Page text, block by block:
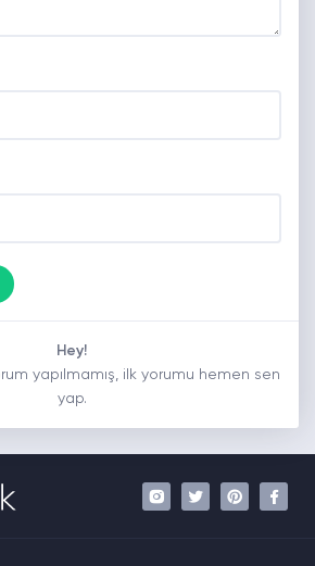
Hey!
yapılmamış, ilk yorumu hemen sen
yap.